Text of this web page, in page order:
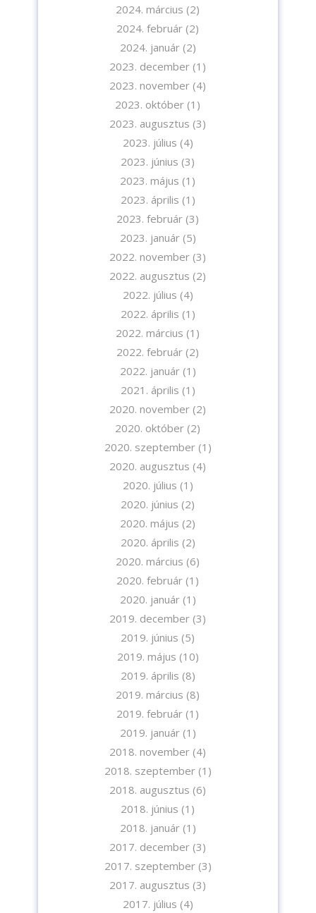
2024. március (2)
2024. február (2)
2024. január(2)
2023. december (1)
2023. november (4)
2023. október (1)
2023. augusztus (3)
2023. július (4)
2023. június (3)
2023. május (1)
2023. április (1)
2023. február (3)
2023. január(5)
2022. november (3)
2022. augusztus (2)
2022. július (4)
2022. április (1)
2022. március (1)
2022. február (2)
2022. január(1)
2021. április (1)
2020. november (2)
2020. október (2)
2020. szeptember(1)
2020. augusztus (4)
2020. július (1)
2020. június (2)
2020. május (2)
2020. április (2)
2020. március (6)
2020. február (1)
2020. január(1)
2019. december (3)
2019. június (5)
2019. május (10)
2019. április (8)
2019. március (8)
2019. február (1)
2019. január(1)
2018. november (4)
2018. szeptember(1)
2018. augusztus (6)
2018. június (1)
2018. január(1)
2017. december (3)
2017. szeptember(3)
2017. augusztus (3)
2017. július (4)
Iratkozzon fel hírlevelünkre!
A feliratkozással elfogadja az adatvédelmi tájékoztatónkat. Elolvasom
Adatvédelmi tájékoztatót.
Feliratkozom